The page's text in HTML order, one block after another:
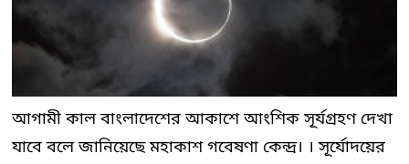
আগামী কাল বাংলাদেশের আকাশে আংশিক সূর্যগ্রহণ দেখা
যাবে বলে জানিয়েছে মহাকাশ গবেষণা কেন্দ্র। । সূর্যোদয়ের